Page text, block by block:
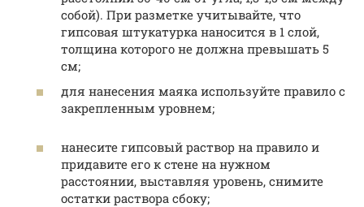
собой). При разметке учитывайте, что
гипсовая штукатурка наносится в 1 слой,
толщина которого не должна превышать 5
см;
для нанесения маяка используйте правило с
закрепленным уровнем;
нанесите гипсовый раствор на правило и
придавите его к стене на нужном
расстоянии, выставляя уровень, снимите
остатки раствора сбоку;